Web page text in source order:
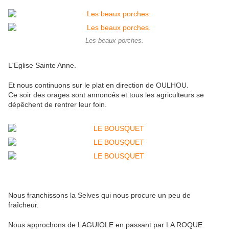
Les beaux porches.
L'Eglise Sainte Anne.
Et nous continuons sur le plat en direction de OULHOU.
Ce soir des orages sont annoncés et tous les agriculteurs se
dépêchent de rentrer leur foin.
Nous franchissons la Selves qui nous procure un peu de
fraîcheur.
Nous approchons de LAGUIOLE en passant par LA ROQUE.